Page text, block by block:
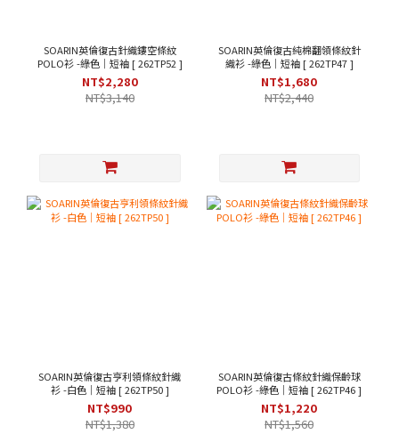
SOARIN英倫復古針織鏤空條紋
POLO衫 -綠色｜短袖 [ 262TP52 ]
NT$2,280
NT$3,140
SOARIN英倫復古純棉翻領條紋針
織衫 -綠色｜短袖 [ 262TP47 ]
NT$1,680
NT$2,440
SOARIN英倫復古亨利領條紋針織
衫 -白色｜短袖 [ 262TP50 ]
NT$990
NT$1,380
SOARIN英倫復古條紋針織保齡球
POLO衫 -綠色｜短袖 [ 262TP46 ]
NT$1,220
NT$1,560